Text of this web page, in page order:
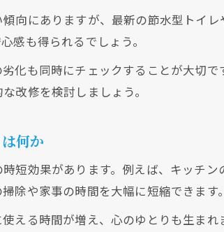
省エネ設備で光熱費を減らす水回りリフ
水回りリフォームで実現する光熱
向にありますが、最新の節水型トイ
感も得られるでしょう。
化も同時にチェックすることが大切
改修を検討しましょう。
何か
短効果があります。例えば、キッチ
除や家事の時間を大幅に短縮できます。
える時間が増え、心のゆとりも生ま
現在、新聞に入っている折込チラ
現在、新聞に入っている折込チラ